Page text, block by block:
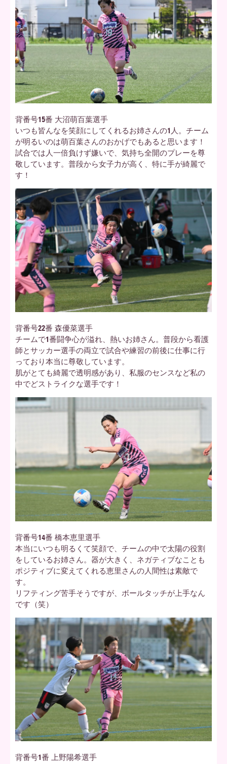
背番号15番 大沼萌百葉選手
いつも皆んなを笑顔にしてくれるお姉さんの1人。チーム
が明るいのは萌百葉さんのおかげでもあると思います！
試合では人一倍負けず嫌いで、気持ち全開のプレーを尊
敬しています。普段から女子力が高く、特に手が綺麗で
す！
背番号22番 森優菜選手
チームで1番闘争心が溢れ、熱いお姉さん。普段から看護
師とサッカー選手の両立で試合や練習の前後に仕事に行
っており本当に尊敬しています。
肌がとても綺麗で透明感があり、私服のセンスなど私の
中でどストライクな選手です！
背番号14番 橋本恵里選手
本当にいつも明るくて笑顔で、チームの中で太陽の役割
をしているお姉さん。器が大きく、ネガティブなことも
ポジティブに変えてくれる恵里さんの人間性は素敵で
す。
リフティング苦手そうですが、ボールタッチが上手なん
です（笑）
背番号1番 上野陽希選手